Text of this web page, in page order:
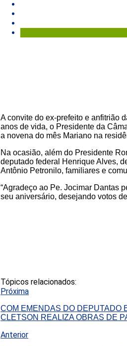
A convite do ex-prefeito e anfitrião
anos de vida, o Presidente da
a novena do mês Mariano na
Na ocasião, além do Presidente
deputado federal Henrique Alves,
Antônio Petronilo, familiares e
“Agradeço ao Pe. Jocimar Dantas
seu aniversário, desejando votos
Tópicos relacionados:
Próxima
COM EMENDAS DO DEPUTADO
CLETSON REALIZA OBRAS DE
Anterior